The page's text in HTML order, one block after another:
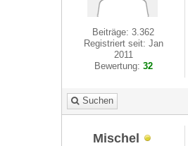
Beiträge: 3.362
Registriert seit: Jan
2011
Bewertung: 32
Suchen
Mischel